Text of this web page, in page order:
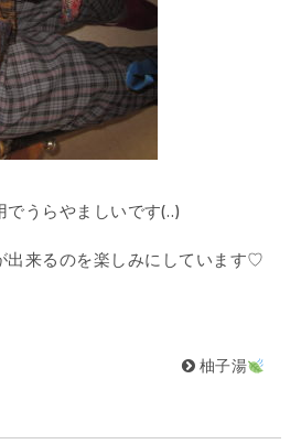
うらやましいです(..)
出来るのを楽しみにしています♡
柚子湯